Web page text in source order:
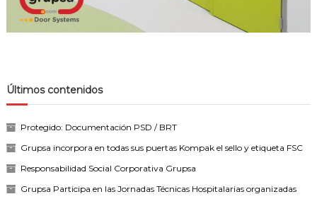
Últimos contenidos
Protegido: Documentación PSD / BRT
Grupsa incorpora en todas sus puertas Kompak el sello y etiqueta FSC
Responsabilidad Social Corporativa Grupsa
Grupsa Participa en las Jornadas Técnicas Hospitalarias organizadas